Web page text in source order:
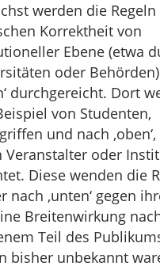
werden die
Korrektheit von
Ebene (etwa
oder
durchgereicht. Dort
von Studenten,
und nach
Veranstalter oder
Diese wenden die
nach ‚unten‘ gegen
Breitenwirkung
Teil des
bisher unbekannt